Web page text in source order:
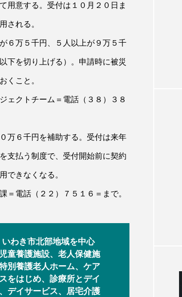
用意する。受付は１０月２０日ま
される。
６万５千円、５人以上が９万５千
下を切り上げる）。申請時に被災
くこと。
ェクトチーム＝電話（３８）３８
万６千円を補助する。受付は来年
支払う制度で、受付開始前に契約
できなくなる。
＝電話（２２）７５１６＝まで。
いわき市北部地域を中心
童養護施設、老人保健施
別養護老人ホーム、ケア
をはじめ、診療所とデイ
デイサービス、居宅介護